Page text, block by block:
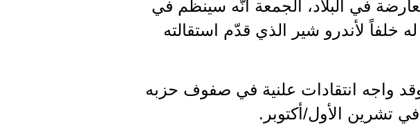
في البلاد، الجمعة أنّه سينظم في
جديد له خلفاً لأندرو شير الذي قدّم استقالته
انتُخب زعيماً للمحافظين في أيار/مايو 2017، وقد واجه انتقادات علنية في صفوف حزبه
في تشرين الأول/أكتوبر.